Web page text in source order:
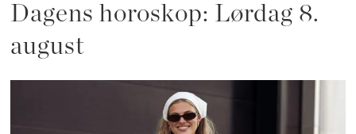
Dagens horoskop: Lørdag 8.
august